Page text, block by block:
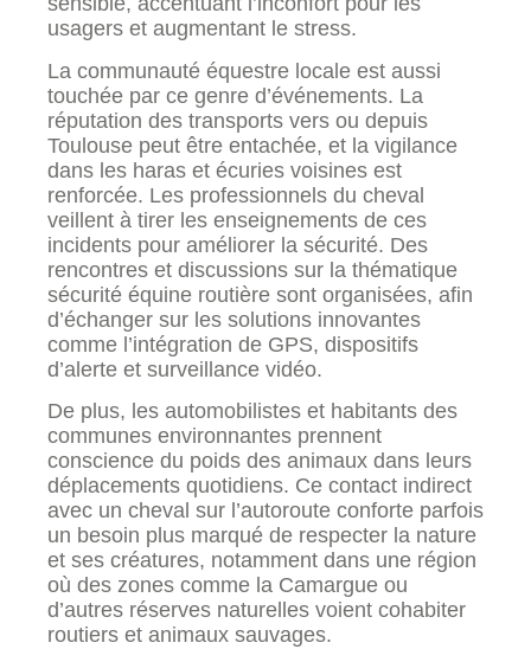
usagers et augmentant le stress.
La communauté équestre locale est aussi
touchée par ce genre d’événements. La
réputation des transports vers ou depuis
Toulouse peut être entachée, et la vigilance
dans les haras et écuries voisines est
renforcée. Les professionnels du cheval
veillent à tirer les enseignements de ces
incidents pour améliorer la sécurité. Des
rencontres et discussions sur la thématique
sécurité équine routière sont organisées, afin
d’échanger sur les solutions innovantes
comme l’intégration de GPS, dispositifs
d’alerte et surveillance vidéo.
De plus, les automobilistes et habitants des
communes environnantes prennent
conscience du poids des animaux dans leurs
déplacements quotidiens. Ce contact indirect
avec un cheval sur l’autoroute conforte parfois
un besoin plus marqué de respecter la nature
et ses créatures, notamment dans une région
où des zones comme la Camargue ou
d’autres réserves naturelles voient cohabiter
routiers et animaux sauvages.